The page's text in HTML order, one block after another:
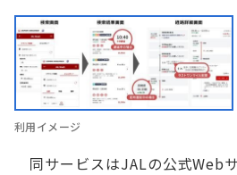
利用イメージ
同サービスはJALの公式Web